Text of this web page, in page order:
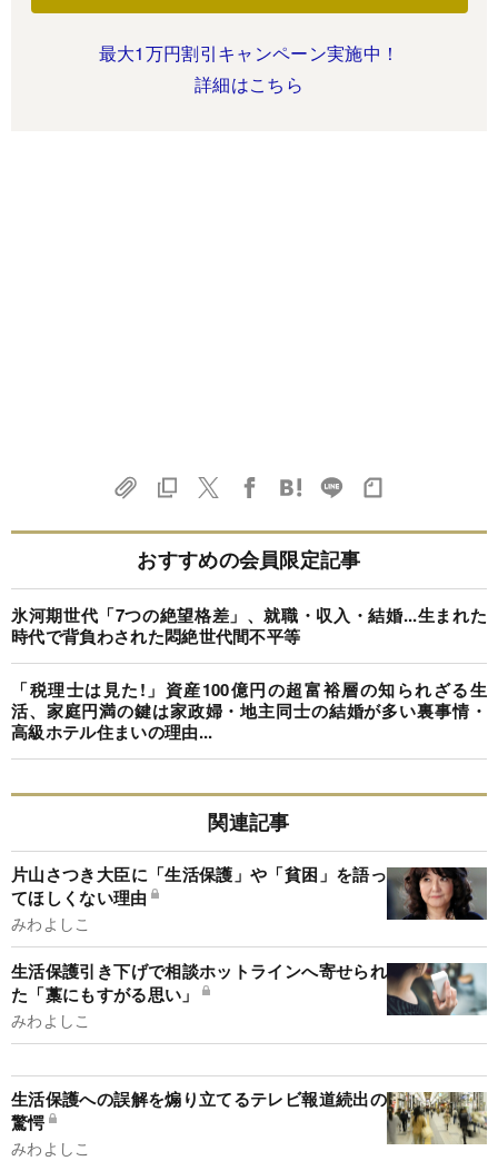
最大1万円割引キャンペーン実施中！
詳細はこちら
おすすめの会員限定記事
氷河期世代「7つの絶望格差」、就職・収入・結婚...生まれた
時代で背負わされた悶絶世代間不平等
「税理士は見た!」資産100億円の超富裕層の知られざる生
活、家庭円満の鍵は家政婦・地主同士の結婚が多い裏事情・
高級ホテル住まいの理由...
関連記事
片山さつき大臣に「生活保護」や「貧困」を語っ
てほしくない理由
みわよしこ
生活保護引き下げで相談ホットラインへ寄せられ
た「藁にもすがる思い」
みわよしこ
生活保護への誤解を煽り立てるテレビ報道続出の
驚愕
みわよしこ